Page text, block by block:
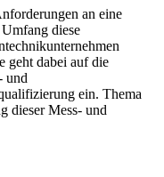
an eine
diese
geht dabei auf die
und
ein. Thema
dieser Mess- und